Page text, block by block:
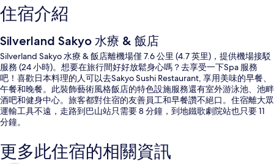
住宿介紹
Silverland Sakyo 水療 & 飯店
Silverland Sakyo 水療 & 飯店離機場僅 7.6 公里 (4.7 英里)，提供機場接駁
服務 (24 小時)。想要在旅行間好好放鬆身心嗎？去享受一下Spa 服務
吧！喜歡日本料理的人可以去Sakyo Sushi Restaurant, 享用美味的早餐、
午餐和晚餐。此裝飾藝術風格飯店的特色設施服務還有室外游泳池、池畔
酒吧和健身中心。旅客都對住宿的友善員工和早餐讚不絕口。住宿離大眾
運輸工具不遠，走路到巴山站只需要 8 分鐘，到地鐵歌劇院站也只要 11
分鐘。
更多此住宿的相關資訊